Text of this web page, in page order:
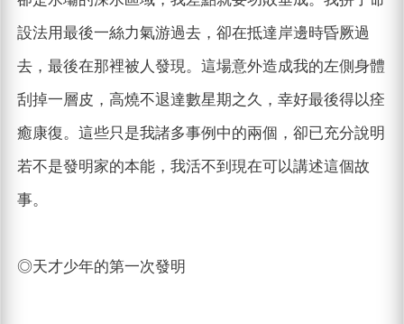
設法用最後一絲力氣游過去，卻在抵達岸邊時昏厥過
去，最後在那裡被人發現。這場意外造成我的左側身體
刮掉一層皮，高燒不退達數星期之久，幸好最後得以痊
癒康復。這些只是我諸多事例中的兩個，卻已充分說明
若不是發明家的本能，我活不到現在可以講述這個故
事。
◎天才少年的第一次發明